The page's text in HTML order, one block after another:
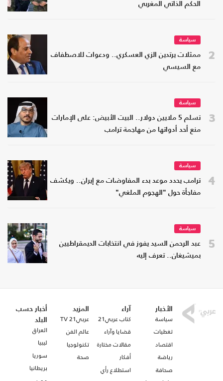
الحكم الذاتي المغربي
2
سياسة
ممثلات يرتدين الزي العسكري.. ودعوات للاصطفاف
مع السيسي
3
سياسة
تسلم 5 ملايين دولار.. البيت الأبيض: على الإمارات
منع أحد أدواتها من مهاجمة ترامب
4
سياسة
ترامب يحدد موعد بدء المفاوضات مع إيران.. ويكشف
مفاجأة حول "الهجوم الملغي"
5
سياسة
عبد الرحمن السيد يفوز في انتخابات الديمقراطيين
بميشيغان.. تعرف إليه
الأخبار
سياسة
تغطيات
اقتصاد
رياضة
صحافة
آراء
كتاب عربي21
قضايا وآراء
مقالات مختارة
أفكار
استطلاع رأي
المزيد
عربي21 TV
عالم الفن
تكنولوجيا
صحة
أخبار حسب
البلد
العراق
ليبيا
سوريا
بريطانيا